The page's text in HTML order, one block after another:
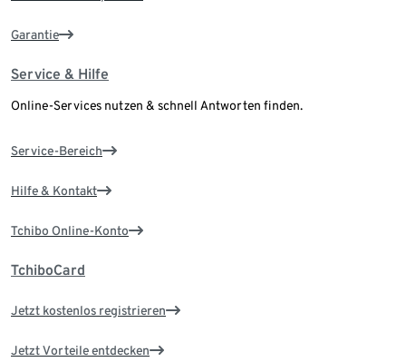
Garantie
Service & Hilfe
Online-Services nutzen & schnell Antworten finden.
Service-Bereich
Hilfe & Kontakt
Tchibo Online-Konto
TchiboCard
Jetzt kostenlos registrieren
Jetzt Vorteile entdecken